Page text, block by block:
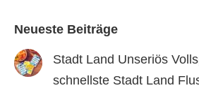
Neueste Beiträge
Stadt Land Unseriös
schnellste Stadt Land